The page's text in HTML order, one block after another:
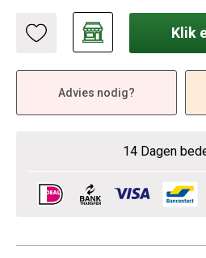
Klik
Advies nodig?
14 Dagen